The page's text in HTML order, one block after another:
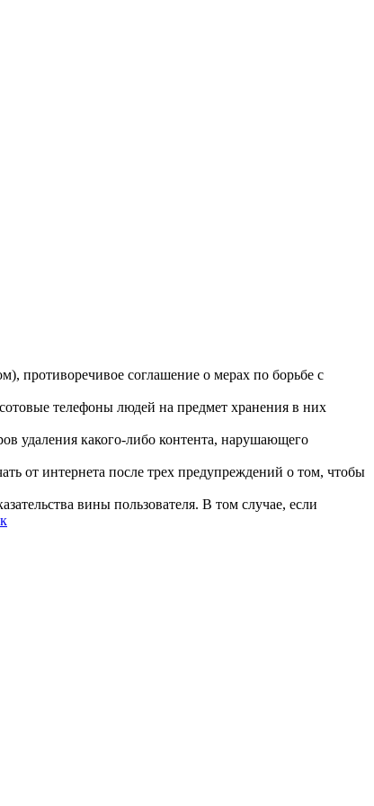
противоречивое соглашение о мерах по борьбе с
телефоны людей на предмет хранения в них
удаления какого-либо контента, нарушающего
от интернета после трех предупреждений о том, чтобы
вины пользователя. В том случае, если